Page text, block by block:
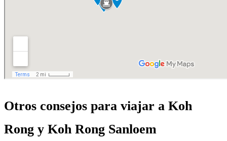
Otros consejos para viajar a Koh
Rong y Koh Rong Sanloem